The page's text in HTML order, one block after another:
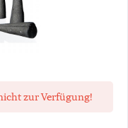
zur Verfügung!